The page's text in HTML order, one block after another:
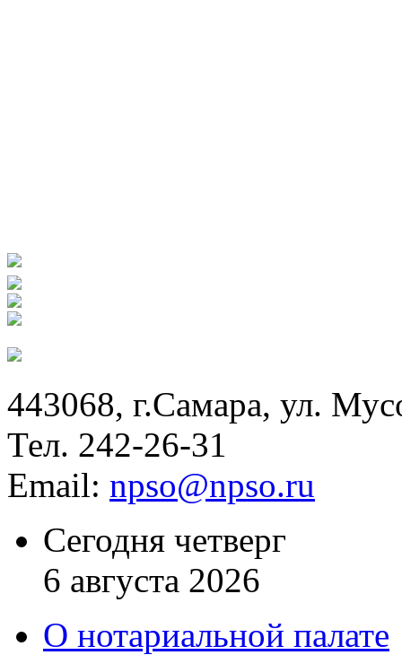
443068, г.Самара, ул.
Тел. 242-26-31
Email: npso@npso.ru
Сегодня четверг
6 августа 2026
О нотариальной палате